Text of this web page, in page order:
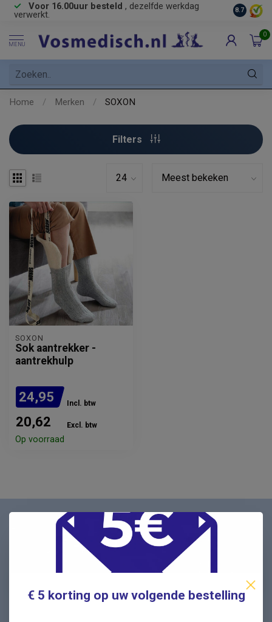
Voor 16.00uur besteld , dezelfde werkdag
verwerkt. Gratis
8.7
MENU
0
Home / Merken / SOXON
Filters
SOXON
Sok aantrekker -
aantrekhulp
24,95 Incl. btw
20,62 Excl. btw
Op voorraad
Nieuwsbrief
Schrijf u in voor onze nieuwsbrief en ontvang als eerste
nieuwe aanbiedingen Meld u nu aan ➡️
€ 5 korting op uw volgende bestelling